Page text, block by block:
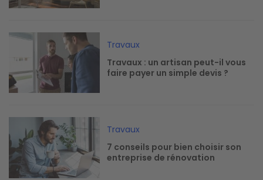
Image
Travaux
Travaux : un artisan peut-il vous
faire payer un simple devis ?
Travaux
7 conseils pour bien choisir son
entreprise de rénovation